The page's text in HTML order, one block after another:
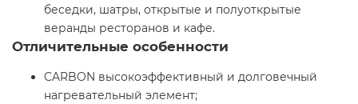
беседки, шатры, открытые и полуоткрытые
веранды ресторанов и кафе.
Отличительные особенности
CARBON высокоэффективный и долговечный
нагревательный элемент;